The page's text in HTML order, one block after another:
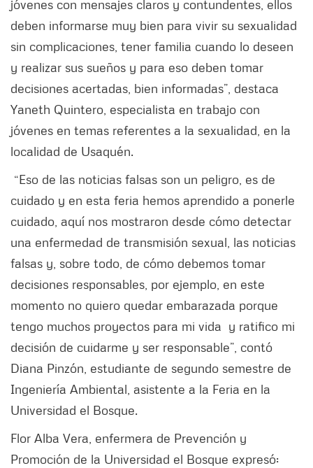
jóvenes con mensajes claros y contundentes, ellos
deben informarse muy bien para vivir su sexualidad
sin complicaciones, tener familia cuando lo deseen
y realizar sus sueños y para eso deben tomar
decisiones acertadas, bien informadas”, destaca
Yaneth Quintero, especialista en trabajo con
jóvenes en temas referentes a la sexualidad, en la
localidad de Usaquén.
“Eso de las noticias falsas son un peligro, es de
cuidado y en esta feria hemos aprendido a ponerle
cuidado, aquí nos mostraron desde cómo detectar
una enfermedad de transmisión sexual, las noticias
falsas y, sobre todo, de cómo debemos tomar
decisiones responsables, por ejemplo, en este
momento no quiero quedar embarazada porque
tengo muchos proyectos para mi vida y ratifico mi
decisión de cuidarme y ser responsable”, contó
Diana Pinzón, estudiante de segundo semestre de
Ingeniería Ambiental, asistente a la Feria en la
Universidad el Bosque.
Flor Alba Vera, enfermera de Prevención y
Promoción de la Universidad el Bosque expresó: